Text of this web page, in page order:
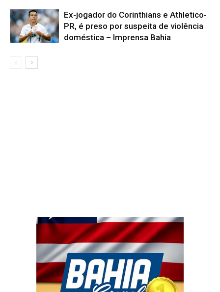
Ex-jogador do Corinthians e Athletico-
PR, é preso por suspeita de violência
doméstica – Imprensa Bahia